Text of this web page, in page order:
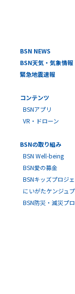
BSN NEWS
BSN天気・気象情報
緊急地震速報
コンテンツ
BSNアプリ
VR・ドローン
BSNの取り組み
BSN Well-being
BSN愛の募金
BSNキッズプロジ
にいがたケンジュ
BSN防災・減災プ